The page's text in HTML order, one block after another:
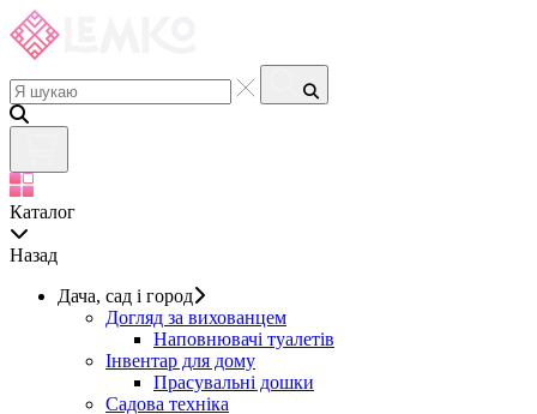
Каталог
Назад
Дача, сад і город
Догляд за вихованцем
Наповнювачі туалетів
Інвентар для дому
Прасувальні дошки
Садова техніка